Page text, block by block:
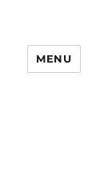
MENU